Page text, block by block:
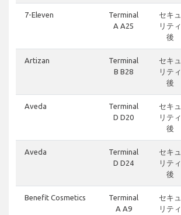
7-Eleven
Terminal
A A25
セキュ
リティ
後
Artizan
Terminal
B B28
セキュ
リティ
後
Aveda
Terminal
D D20
セキュ
リティ
後
Aveda
Terminal
D D24
セキュ
リティ
後
Benefit Cosmetics
Terminal
A A9
セキュ
リティ